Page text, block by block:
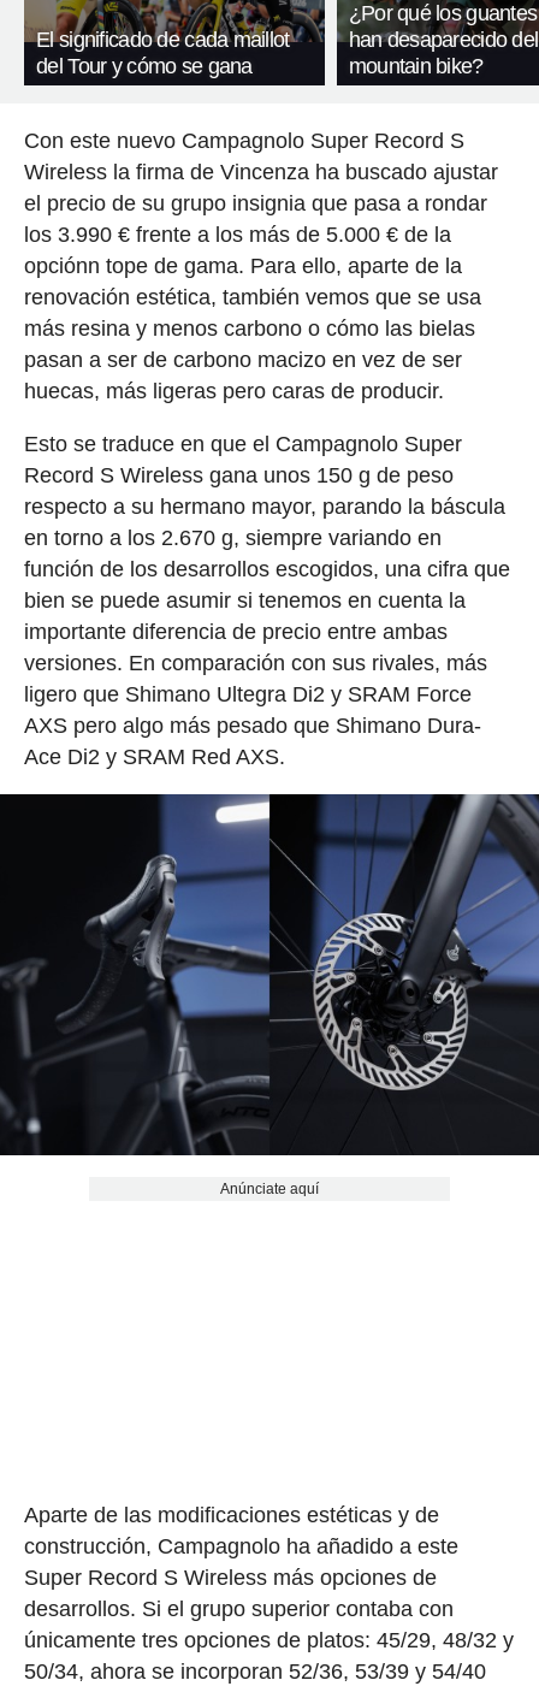
El significado de cada maillot
del Tour y cómo se gana
¿Por qué los
han desaparecido del
mountain bike?
Con este nuevo Campagnolo Super Record S
Wireless la firma de Vincenza ha buscado ajustar
el precio de su grupo insignia que pasa a rondar
los 3.990 € frente a los más de 5.000 € de la
opciónn tope de gama. Para ello, aparte de la
renovación estética, también vemos que se usa
más resina y menos carbono o cómo las bielas
pasan a ser de carbono macizo en vez de ser
huecas, más ligeras pero caras de producir.
Esto se traduce en que el Campagnolo Super
Record S Wireless gana unos 150 g de peso
respecto a su hermano mayor, parando la báscula
en torno a los 2.670 g, siempre variando en
función de los desarrollos escogidos, una cifra que
bien se puede asumir si tenemos en cuenta la
importante diferencia de precio entre ambas
versiones. En comparación con sus rivales, más
ligero que Shimano Ultegra Di2 y SRAM Force
AXS pero algo más pesado que Shimano Dura-
Ace Di2 y SRAM Red AXS.
Anúnciate aquí
Aparte de las modificaciones estéticas y de
construcción, Campagnolo ha añadido a este
Super Record S Wireless más opciones de
desarrollos. Si el grupo superior contaba con
únicamente tres opciones de platos: 45/29, 48/32 y
50/34, ahora se incorporan 52/36, 53/39 y 54/40